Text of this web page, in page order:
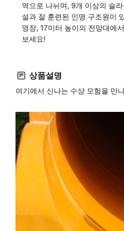
역으로 나뉘며, 9개 이상의 슬
설과 잘 훈련된 인명 구조원이
영장, 17미터 높이의 전망대에
보세요!
상품설명
여기에서 신나는 수상 모험을 만